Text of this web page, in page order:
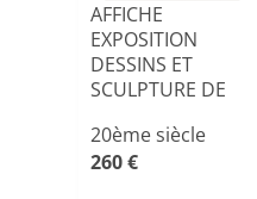
AFFICHE
EXPOSITION
DESSINS ET
SCULPTURE DE
1958
20ème siècle
260 €